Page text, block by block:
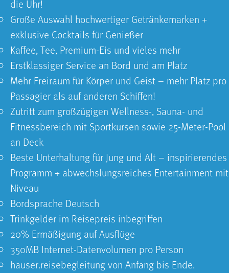
die Uhr!
Große Auswahl hochwertiger Getränkemarken +
exklusive Cocktails für Genießer
Kaffee, Tee, Premium-Eis und vieles mehr
Erstklassiger Service an Bord und am Platz
Mehr Freiraum für Körper und Geist – mehr Platz pro
Passagier als auf anderen Schiffen!
Zutritt zum großzügigen Wellness-, Sauna- und
Fitnessbereich mit Sportkursen sowie 25-Meter-Pool
an Deck
Beste Unterhaltung für Jung und Alt – inspirierendes
Programm + abwechslungsreiches Entertainment mit
Niveau
Bordsprache Deutsch
Trinkgelder im Reisepreis inbegriffen
20% Ermäßigung auf Ausflüge
350MB Internet-Datenvolumen pro Person
hauser.reisebegleitung von Anfang bis Ende.